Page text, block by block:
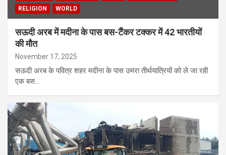
RELIGION
WORLD
सऊदी अरब में मदीना के पास बस-टैंकर टक्कर में 42 भारतीयों
की मौत
November 17, 2025
सऊदी अरब के पवित्र शहर मदीना के पास उमरा तीर्थयात्रियों को ले जा रही
एक बस…